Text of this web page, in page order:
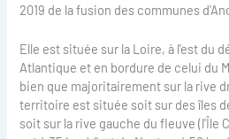
2019 de la fusion des communes
Elle est située sur la Loire, à l'est du
Atlantique et en bordure de celui du
bien que majoritairement sur la rive
territoire est située soit sur des îles
soit sur la rive gauche du fleuve (l'Île